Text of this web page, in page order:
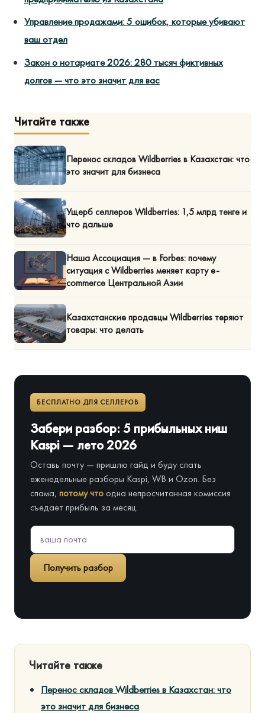
Управление продажами: 5 ошибок, которые убивают
ваш отдел
Закон о нотариате 2026: 280 тысяч фиктивных
долгов — что это значит для вас
Читайте также
Перенос складов Wildberries в Казахстан: что
это значит для бизнеса
Ущерб селлеров Wildberries: 1,5 млрд тенге и
что дальше
Наша Ассоциация — в Forbes: почему
ситуация с Wildberries меняет карту e-
commerce Центральной Азии
Казахстанские продавцы Wildberries теряют
товары: что делать
БЕСПЛАТНО ДЛЯ СЕЛЛЕРОВ
Забери разбор: 5 прибыльных ниш
Kaspi — лето 2026
Оставь почту — пришлю гайд и буду слать
еженедельные разборы Kaspi, WB и Ozon. Без
спама, потому чтоодна непросчитанная комиссия
съедает прибыль за месяц.
Получить разбор
Читайте также
Перенос складов Wildberries в Казахстан: что
это значит для бизнеса